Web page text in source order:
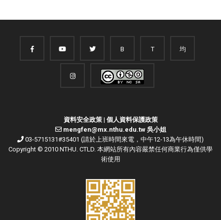
B T 均
資料安全政策| 個人資料保護政策
mengfen@mx.nthu.edu.tw 吳小姐
03-5715131#35401 (請於上班時間來電，中午12-13為午休時間)
Copyright © 2010 NTHU. CTLD. 本網站所有內容嚴禁任何商業行為僅供學
術使用